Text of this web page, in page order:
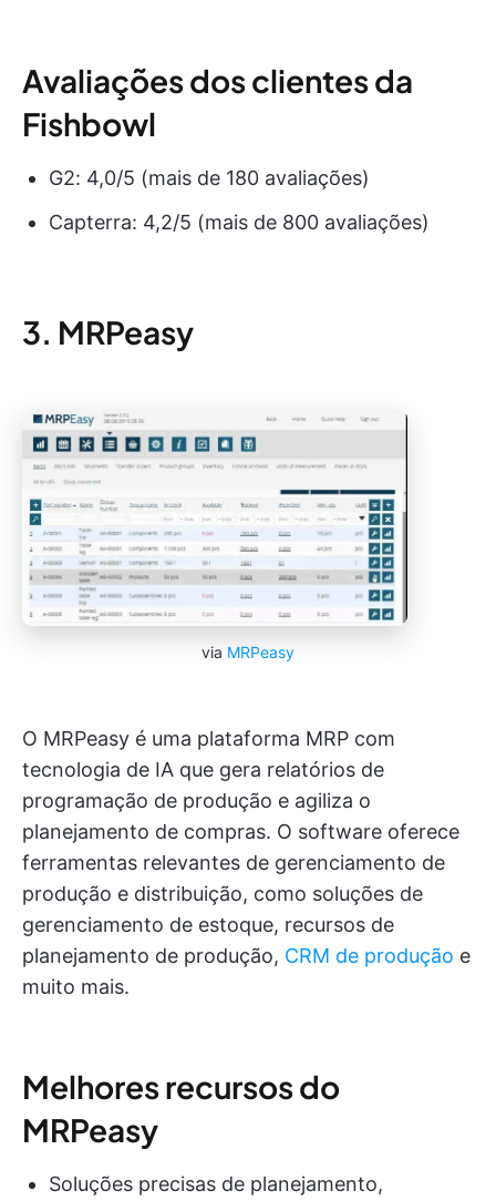
Avaliações dos clientes da
Fishbowl
G2: 4,0/5 (mais de 180 avaliações)
Capterra: 4,2/5 (mais de 800 avaliações)
3. MRPeasy
via MRPeasy
O MRPeasy é uma plataforma MRP com
tecnologia de IA que gera relatórios de
programação de produção e agiliza o
planejamento de compras. O software oferece
ferramentas relevantes de gerenciamento de
produção e distribuição, como soluções de
gerenciamento de estoque, recursos de
planejamento de produção, CRM de produção e
muito mais.
Melhores recursos do
MRPeasy
Soluções precisas de planejamento,